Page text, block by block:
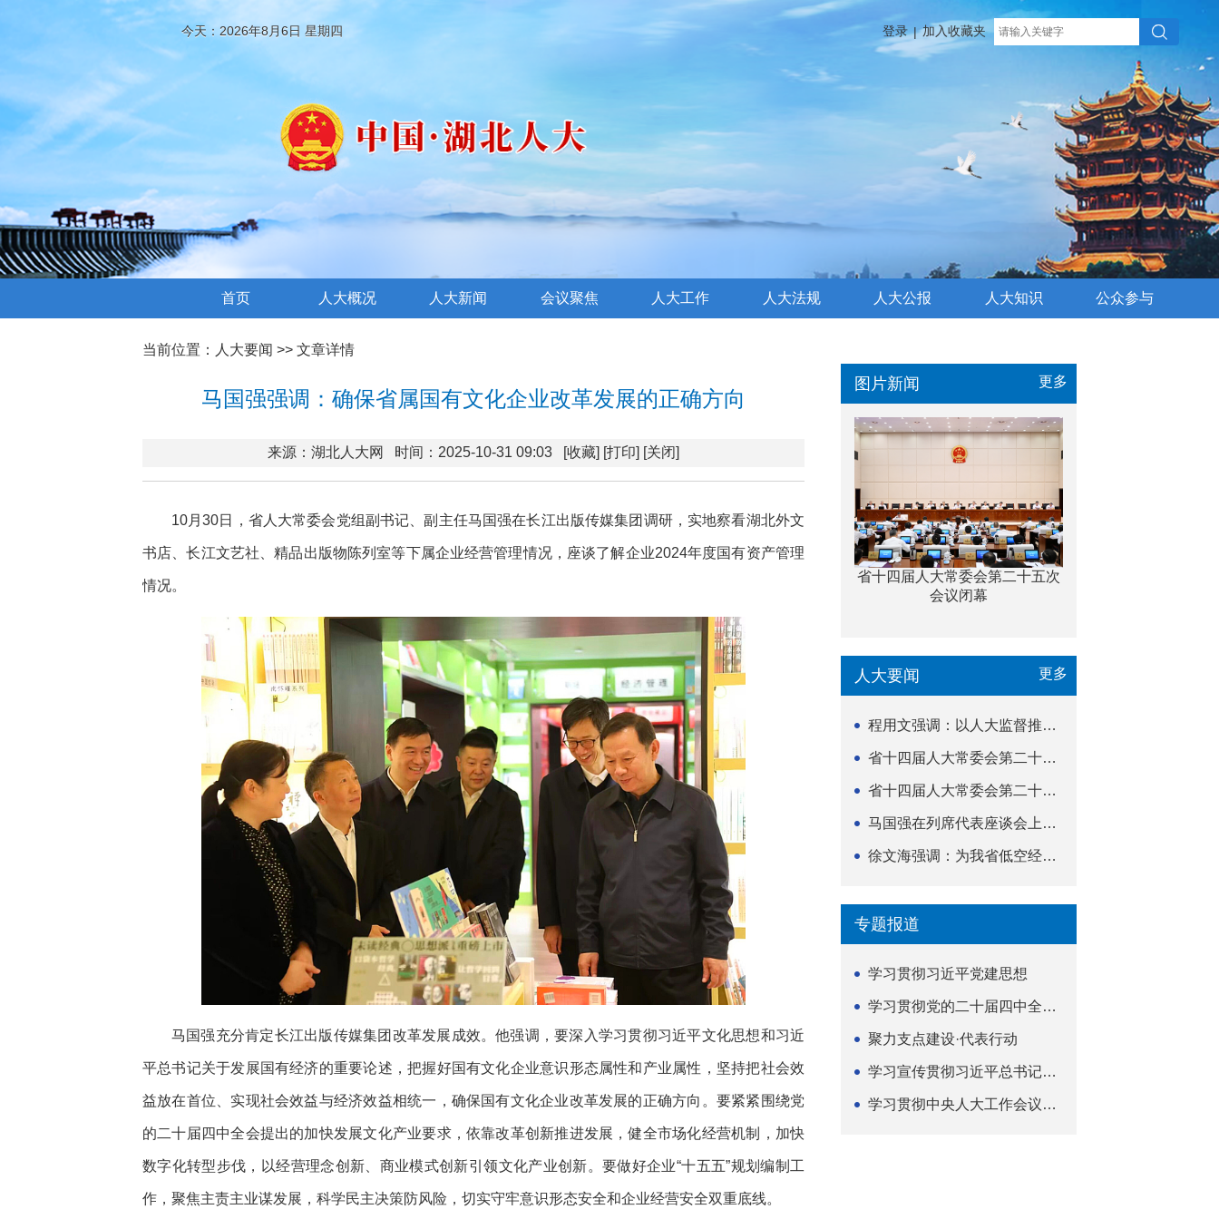
今天：2026年8月6日 星期四 登录 | 加入收藏夹
首页 人大概况 人大新闻 会议聚焦 人大工作 人大法规 人大公报 人大知识 公众参与
当前位置： 人大要闻 >> 文章详情
马国强强调：确保省属国有文化企业改革发展的正确方向
来源：湖北人大网 时间：2025-10-31 09:03 [收藏] [打印] [关闭]
10月30日，省人大常委会党组副书记、副主任马国强在长江出版传媒集团调研，实地察看湖北外文
书店、长江文艺社、精品出版物陈列室等下属企业经营管理情况，座谈了解企业2024年度国有资产管理
情况。
马国强充分肯定长江出版传媒集团改革发展成效。他强调，要深入学习贯彻习近平文化思想和习近
平总书记关于发展国有经济的重要论述，把握好国有文化企业意识形态属性和产业属性，坚持把社会效
益放在首位、实现社会效益与经济效益相统一，确保国有文化企业改革发展的正确方向。要紧紧围绕党
的二十届四中全会提出的加快发展文化产业要求，依靠改革创新推进发展，健全市场化经营机制，加快
数字化转型步伐，以经营理念创新、商业模式创新引领文化产业创新。要做好企业“十五五”规划编制工
作，聚焦主责主业谋发展，科学民主决策防风险，切实守牢意识形态安全和企业经营安全双重底线。
图片新闻 更多
省十四届人大常委会第二十五次
会议闭幕
人大要闻 更多
程用文强调：以人大监督推动科技金融高质量发展
省十四届人大常委会第二十五次会议闭幕
省十四届人大常委会第二十五次会议举行
马国强在列席代表座谈会上强调 以精准履职筑牢荆楚...
徐文海强调：为我省低空经济高质量发展提供法治支撑
专题报道
学习贯彻习近平党建思想
学习贯彻党的二十届四中全会精神
聚力支点建设·代表行动
学习宣传贯彻习近平总书记关于坚持
学习贯彻中央人大工作会议精神